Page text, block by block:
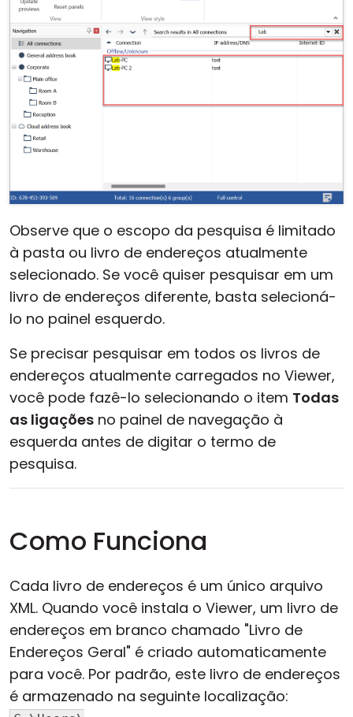
Observe que o escopo da pesquisa é limitado
à pasta ou livro de endereços atualmente
selecionado. Se você quiser pesquisar em um
livro de endereços diferente, basta selecioná-
lo no painel esquerdo.
Se precisar pesquisar em todos os livros de
endereços atualmente carregados no Viewer,
você pode fazê-lo selecionando o item Todas
as ligações no painel de navegação à
esquerda antes de digitar o termo de
pesquisa.
Como Funciona
Cada livro de endereços é um único arquivo
XML. Quando você instala o Viewer, um livro de
endereços em branco chamado "Livro de
Endereços Geral" é criado automaticamente
para você. Por padrão, este livro de endereços
é armazenado na seguinte localização: